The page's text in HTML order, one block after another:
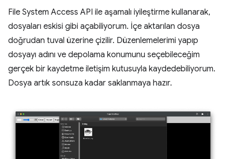
File System Access API ile aşamalı iyileştirme kullanarak,
dosyaları eskisi gibi açabiliyorum. İçe aktarılan dosya
doğrudan tuval üzerine çizilir. Düzenlemelerimi yapıp
dosyayı adını ve depolama konumunu seçebileceğim
gerçek bir kaydetme iletişim kutusuyla kaydedebiliyorum.
Dosya artık sonsuza kadar saklanmaya hazır.